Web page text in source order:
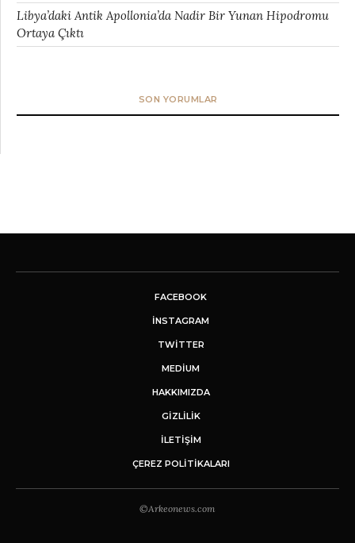
Libya’daki Antik Apollonia’da Nadir Bir Yunan Hipodromu
Ortaya Çıktı
SON YORUMLAR
FACEBOOK
INSTAGRAM
TWITTER
MEDIUM
HAKKIMIZDA
GİZLİLİK
İLETIŞIM
ÇEREZ POLITIKALARI
©Arkeonews.com